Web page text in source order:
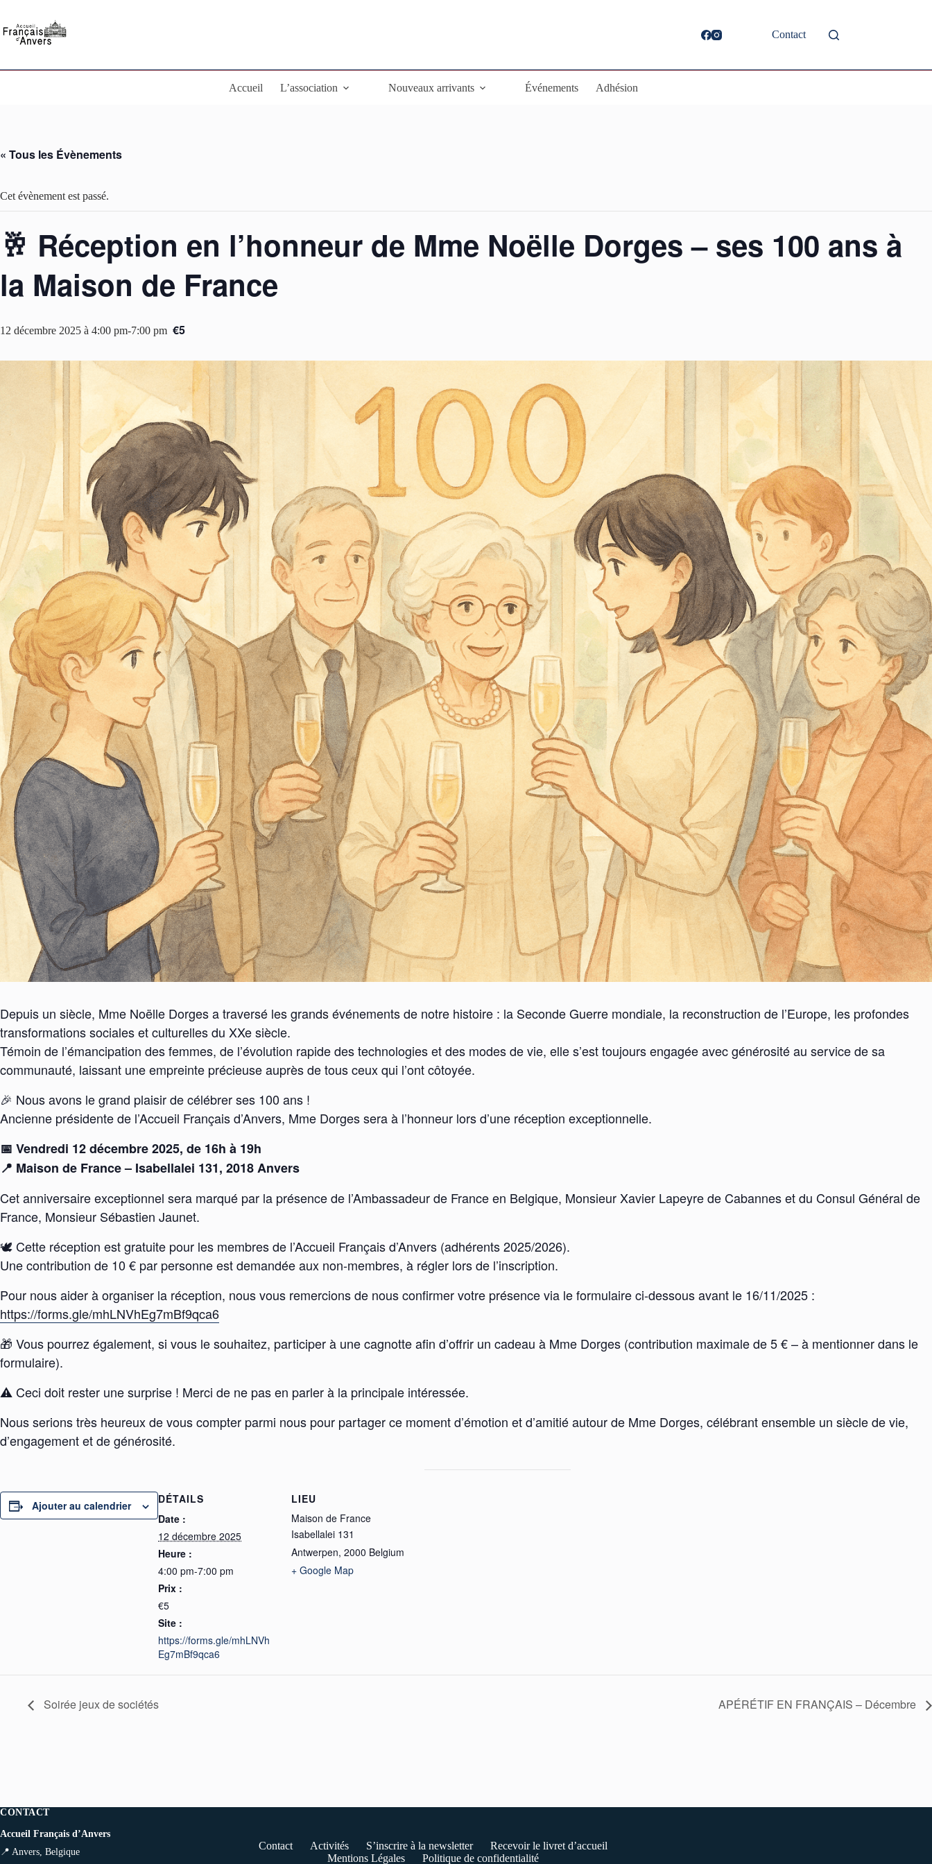
contenu
Contact
Accueil L’association Nouveaux arrivants Événements Adhésion
« Tous les Évènements
Cet évènement est passé.
🥂 Réception en l’honneur de Mme Noëlle Dorges – ses 100 ans à
la Maison de France
12 décembre 2025 à 4:00 pm-7:00 pm €5
Depuis un siècle, Mme Noëlle Dorges a traversé les grands événements de notre histoire : la Seconde Guerre mondiale, la reconstruction de l’Europe, les profondes
transformations sociales et culturelles du XXe siècle.
Témoin de l’émancipation des femmes, de l’évolution rapide des technologies et des modes de vie, elle s’est toujours engagée avec générosité au service de sa
communauté, laissant une empreinte précieuse auprès de tous ceux qui l’ont côtoyée.
🎉 Nous avons le grand plaisir de célébrer ses 100 ans !
Ancienne présidente de l’Accueil Français d’Anvers, Mme Dorges sera à l’honneur lors d’une réception exceptionnelle.
📅 Vendredi 12 décembre 2025, de 16h à 19h
📍 Maison de France – Isabellalei 131, 2018 Anvers
Cet anniversaire exceptionnel sera marqué par la présence de l’Ambassadeur de France en Belgique, Monsieur Xavier Lapeyre de Cabannes et du Consul Général de
France, Monsieur Sébastien Jaunet.
🕊️ Cette réception est gratuite pour les membres de l’Accueil Français d’Anvers (adhérents 2025/2026).
Une contribution de 10 € par personne est demandée aux non-membres, à régler lors de l’inscription.
Pour nous aider à organiser la réception, nous vous remercions de nous confirmer votre présence via le formulaire ci-dessous avant le 16/11/2025 :
https://forms.gle/mhLNVhEg7mBf9qca6
🎁 Vous pourrez également, si vous le souhaitez, participer à une cagnotte afin d’offrir un cadeau à Mme Dorges (contribution maximale de 5 € – à mentionner dans le
formulaire).
⚠️ Ceci doit rester une surprise ! Merci de ne pas en parler à la principale intéressée.
Nous serions très heureux de vous compter parmi nous pour partager ce moment d’émotion et d’amitié autour de Mme Dorges, célébrant ensemble un siècle de vie,
d’engagement et de générosité.
Ajouter au calendrier
DÉTAILS
Date :
12 décembre 2025
Heure :
4:00 pm-7:00 pm
Prix :
€5
Site :
https://forms.gle/mhLNVh
Eg7mBf9qca6
LIEU
Maison de France
Isabellalei 131
Antwerpen, 2000 Belgium
+ Google Map
Soirée jeux de sociétés APÉRÉTIF EN FRANÇAIS – Décembre
CONTACT
Accueil Français d’Anvers
📍 Anvers, Belgique
Contact Activités S’inscrire à la newsletter
Recevoir le livret d’accueil
Mentions Légales
Politique de confidentialité